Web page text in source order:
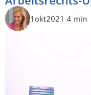
1okt2021 4 min